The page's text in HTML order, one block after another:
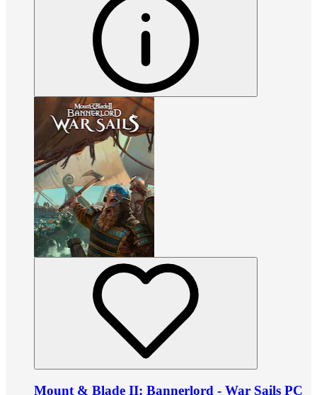
Mount & Blade II: Bannerlord - War Sails PC